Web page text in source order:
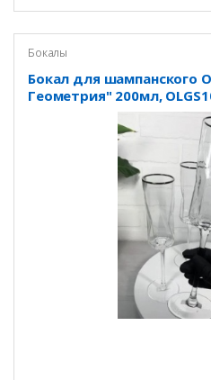
Бокалы
Бокал для шампанского
Геометрия" 200мл,